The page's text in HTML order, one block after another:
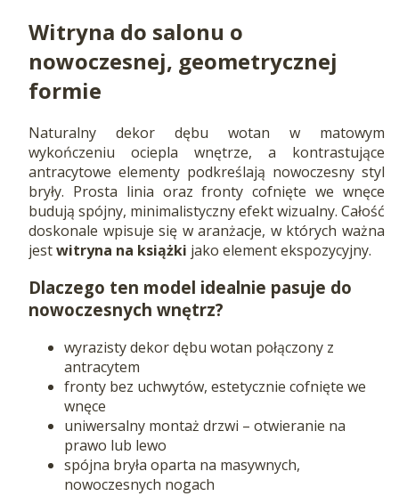
Witryna do salonu o
nowoczesnej, geometrycznej
formie
Naturalny dekor dębu wotan w matowym
wykończeniu ociepla wnętrze, a kontrastujące
antracytowe elementy podkreślają nowoczesny styl
bryły. Prosta linia oraz fronty cofnięte we wnęce
budują spójny, minimalistyczny efekt wizualny. Całość
doskonale wpisuje się w aranżacje, w których ważna
jestwitryna na książki jako element ekspozycyjny.
Dlaczego ten model idealnie pasuje do
nowoczesnych wnętrz?
wyrazisty dekor dębu wotan połączony z
antracytem
fronty bez uchwytów, estetycznie cofnięte we
wnęce
uniwersalny montaż drzwi – otwieranie na
prawo lub lewo
spójna bryła oparta na masywnych,
nowoczesnych nogach